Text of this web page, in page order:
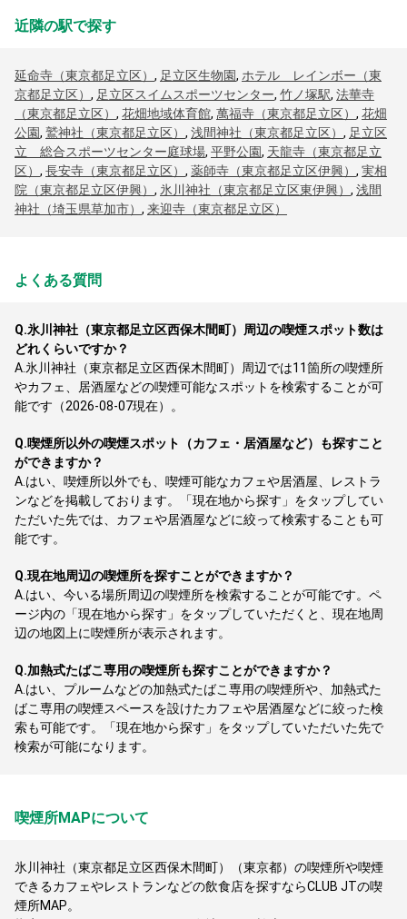
近隣の駅で探す
延命寺（東京都足立区） , 足立区生物園, ホテル レインボー（東
京都足立区） , 足立区スイムスポーツセンター, 竹ノ塚駅, 法華寺
（東京都足立区） , 花畑地域体育館, 萬福寺（東京都足立区） , 花畑
公園, 鷲神社（東京都足立区） , 浅間神社（東京都足立区） , 足立区
立 総合スポーツセンター庭球場, 平野公園, 天龍寺（東京都足立
区） , 長安寺（東京都足立区） , 薬師寺（東京都足立区伊興） , 実相
院（東京都足立区伊興） , 氷川神社（東京都足立区東伊興） , 浅間
神社（埼玉県草加市） , 来迎寺（東京都足立区）
よくある質問
Q.氷川神社（東京都足立区西保木間町）周辺の喫煙スポット数は
どれくらいですか？
A. 氷川神社（東京都足立区西保木間町）周辺では11箇所の喫煙所
やカフェ、居酒屋などの喫煙可能なスポットを検索することが可
能です（2026-08-07現在）。
Q.喫煙所以外の喫煙スポット（カフェ・居酒屋など）も探すこと
ができますか？
A. はい、喫煙所以外でも、喫煙可能なカフェや居酒屋、レストラ
ンなどを掲載しております。「現在地から探す」をタップしてい
ただいた先では、カフェや居酒屋などに絞って検索することも可
能です。
Q.現在地周辺の喫煙所を探すことができますか？
A. はい、今いる場所周辺の喫煙所を検索することが可能です。ペ
ージ内の「現在地から探す」をタップしていただくと、現在地周
辺の地図上に喫煙所が表示されます。
Q.加熱式たばこ専用の喫煙所も探すことができますか？
A. はい、プルームなどの加熱式たばこ専用の喫煙所や、加熱式た
ばこ専用の喫煙スペースを設けたカフェや居酒屋などに絞った検
索も可能です。「現在地から探す」をタップしていただいた先で
検索が可能になります。
喫煙所MAPについて
氷川神社（東京都足立区西保木間町）（東京都）の喫煙所や喫煙
できるカフェやレストランなどの飲食店を探すならCLUB JTの喫
煙所MAP。